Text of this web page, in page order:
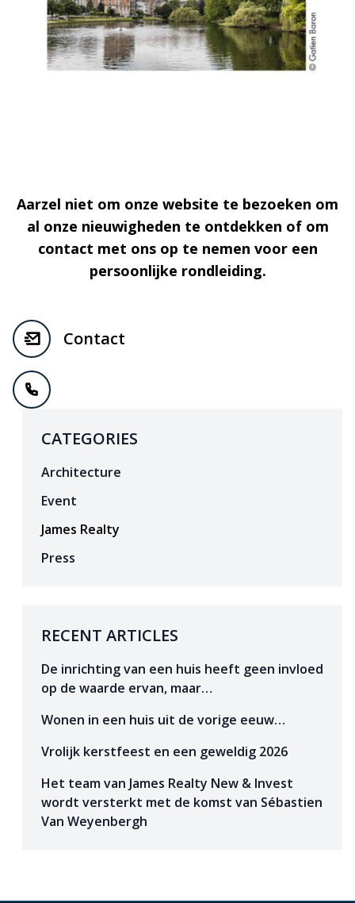
Aarzel niet om onze website te bezoeken om
al onze nieuwigheden te ontdekken of om
contact met ons op te nemen voor een
persoonlijke rondleiding.
Contact
CATEGORIES
Architecture
Event
James Realty
Press
RECENT ARTICLES
De inrichting van een huis heeft geen invloed
op de waarde ervan, maar…
Wonen in een huis uit de vorige eeuw…
Vrolijk kerstfeest en een geweldig 2026
Het team van James Realty New & Invest
wordt versterkt met de komst van Sébastien
Van Weyenbergh